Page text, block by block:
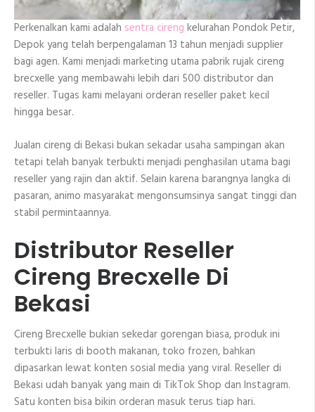
Perkenalkan kami adalah sentra cireng kelurahan Pondok Petir,
Depok yang telah berpengalaman 13 tahun menjadi supplier
bagi agen. Kami menjadi marketing utama pabrik rujak cireng
brecxelle yang membawahi lebih dari 500 distributor dan
reseller. Tugas kami melayani orderan reseller paket kecil
hingga besar.
Jualan cireng di Bekasi bukan sekadar usaha sampingan akan
tetapi telah banyak terbukti menjadi penghasilan utama bagi
reseller yang rajin dan aktif. Selain karena barangnya langka di
pasaran, animo masyarakat mengonsumsinya sangat tinggi dan
stabil permintaannya.
Distributor Reseller
Cireng Brecxelle Di
Bekasi
Cireng Brecxelle bukian sekedar gorengan biasa, produk ini
terbukti laris di booth makanan, toko frozen, bahkan
dipasarkan lewat konten sosial media yang viral. Reseller di
Bekasi udah banyak yang main di TikTok Shop dan Instagram.
Satu konten bisa bikin orderan masuk terus tiap hari.